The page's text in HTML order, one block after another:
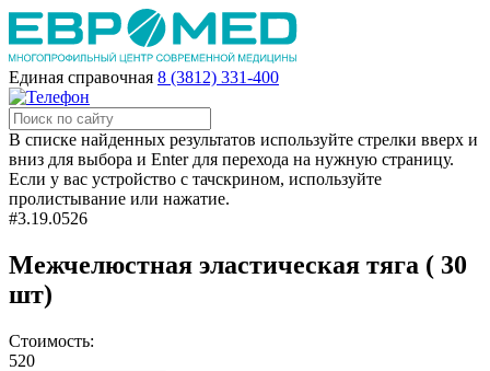
Единая справочная 8 (3812) 331-400
В списке найденных результатов используйте стрелки вверх и
вниз для выбора и Enter для перехода на нужную страницу.
Если у вас устройство с тачскрином, используйте
пролистывание или нажатие.
#3.19.0526
Межчелюстная эластическая тяга ( 30
шт)
Стоимость:
520